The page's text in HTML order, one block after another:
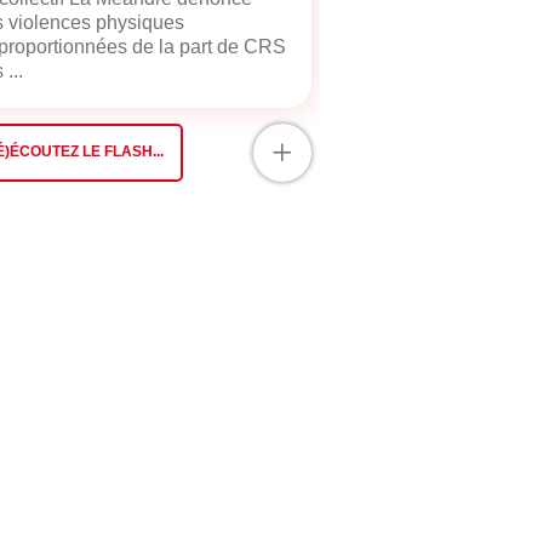
violences physiques
de la part de CRS
...
LE FLASH... +